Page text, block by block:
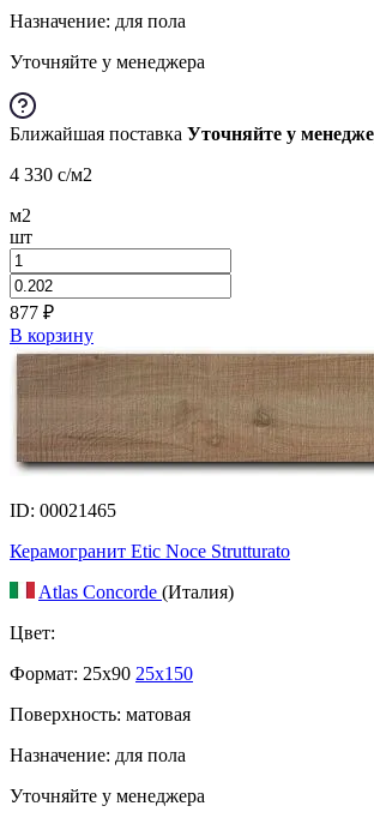
Назначение: для пола
Уточняйте у менеджера
Ближайшая поставка Уточняйте у
4 330 c/м2
м2
шт
877 ₽
В корзину
ID: 00021465
Керамогранит Etic Noce Strutturato
Atlas Concorde (Италия)
Цвет:
Формат: 25x90 25x150
Поверхность: матовая
Назначение: для пола
Уточняйте у менеджера